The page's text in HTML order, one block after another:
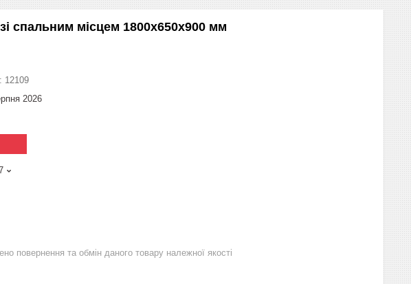
спальним місцем 1800х650х900 мм
12109
2026
повернення та обмін даного товару належної якості